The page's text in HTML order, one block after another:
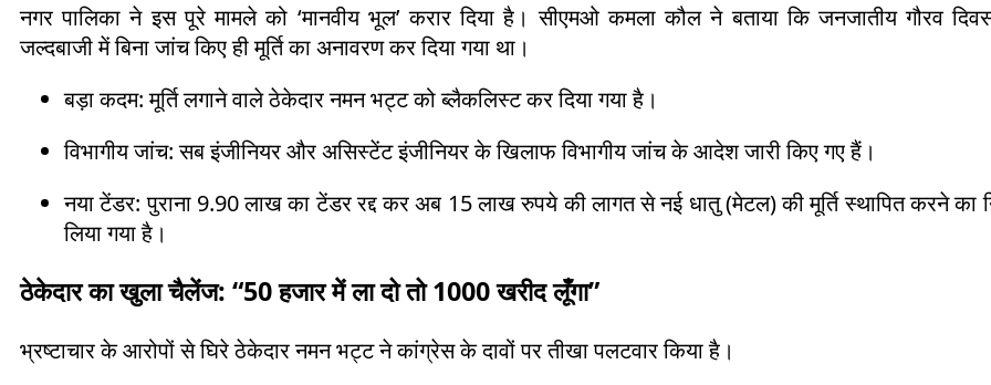
नगर पालिका ने इस पूरे मामले को ‘मानवीय भूल’ करार दिया है। सीएमओ कमला कौल ने बताया कि जनजातीय गौरव
जल्दबाजी में बिना जांच किए ही मूर्ति का अनावरण कर दिया गया था।
बड़ा कदम: मूर्ति लगाने वाले ठेकेदार नमन भट्ट को ब्लैकलिस्ट कर दिया गया है।
विभागीय जांच: सब इंजीनियर और असिस्टेंट इंजीनियर के खिलाफ विभागीय जांच के आदेश जारी किए गए हैं।
नया टेंडर: पुराना 9.90 लाख का टेंडर रद्द कर अब 15 लाख रुपये की लागत से नई धातु (मेटल) की मूर्ति स्थापित करने का
लिया गया है।
ठेकेदार का खुला चैलेंज: “50 हजार में ला दो तो 1000 खरीद लूँगा”
भ्रष्टाचार के आरोपों से घिरे ठेकेदार नमन भट्ट ने कांग्रेस के दावों पर तीखा पलटवार किया है।